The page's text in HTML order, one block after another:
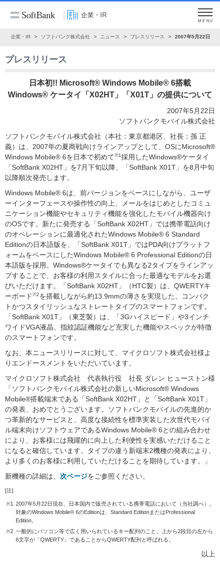
企業・IR
MENU
企業・IR ソフトバンク株式会社 ニュース プレスリリース 2007年5月22日
プレスリリース
日本初!! Microsoft® Windows Mobile® 6搭載
Windows® ケータイ「X02HT」「X01T」の提供について
2007年5月22日
ソフトバンクモバイル株式会社
ソフトバンクモバイル株式会社（本社：東京都港区、社長：孫 正
義）は、2007年の夏商戦向けラインアップとして、OSにMicrosoft®
Windows Mobile® 6を日本で初めて※1採用したWindows®ケータイ
「SoftBank X02HT」を7月下旬以降、「SoftBank X01T」を8月中旬
以降順次発売します。
Windows Mobile® 6は、前バージョンをベースにしながら、ユーザ
ーインターフェースや操作性の向上、メールをはじめとしたコミュ
ニケーション機能やセキュリティ機能を強化したモバイル機器向け
のOSです。新たに発売する「SoftBank X02HT」では携帯電話向け
のオペレーションに最適化されたWindows Mobile® 6 Standard
Editionの日本語版を、「SoftBank X01T」ではPDA向けプラットフ
ォームをベースにしたWindows Mobile® 6 Professional Editionの日
本語版を採用。Windows®ケータイでも異なる2タイプをラインアッ
プすることで、お客様の利用スタイルに合った最適なモデルをお選
びいただけます。「SoftBank X02HT」（HTC製）は、QWERTYキ
ーボード※2を搭載しながら約13.9mmの薄さを実現した、コンパク
トかつスタイリッシュなストレートタイプのスマートフォンです。
「SoftBank X01T」（東芝製）は、「3Gハイスピード」や3インチ
ワイドVGA液晶、指紋認証機能など充実した機能やスペックが特徴
のスマートフォンです。
なお、本ニュースリリースに対して、マイクロソフト株式会社様よ
りエンドースメントをいただいています。
マイクロソフト株式会社 代表執行役 社長 ダレン ヒューストン様
「ソフトバンクモバイル株式会社の新しいMicrosoft® Windows
Mobile®搭載端末である「SoftBank X02HT」と「SoftBank X01T」
の発表、おめでとうございます。ソフトバンクモバイルの先進的か
つ革新的なサービスと、高度な接続性を標準実装した次世代モバイ
ル端末向けソフトウェアであるWindows Mobile® 6との組み合わせ
により、お客様には飛躍的に向上した利便性を実感いただけること
になると確信しています。タイプの違う新端末2機種の発表により、
より多くのお客様に利用していただけることを期待しています。」
新機種の詳細は、 次ページをご参照ください。
[注]
※1 2007年5月22日現在、日本国内で販売されている携帯電話において（当社調べ）。
対象のWindows Mobile® 6のEditionは、Standard EditionまたはProfessional
Edition。
※2 一般的にパソコン等で広く用いられているキー配列のこと。上から2段目の左から
6文字が「QWERTY」であることからQWERTY配列と呼ばれる。
以上